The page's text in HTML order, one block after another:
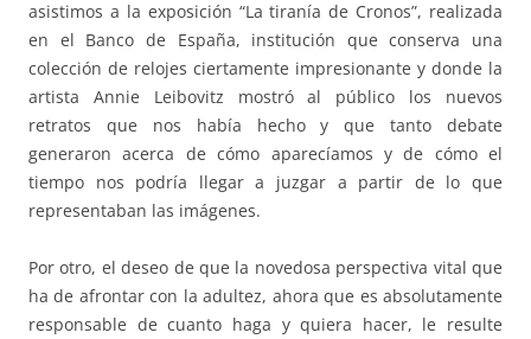
asistimos a la exposición “La tiranía de Cronos”, realizada
en el Banco de España, institución que conserva una
colección de relojes ciertamente impresionante y donde la
artista Annie Leibovitz mostró al público los nuevos
retratos que nos había hecho y que tanto debate
generaron acerca de cómo aparecíamos y de cómo el
tiempo nos podría llegar a juzgar a partir de lo que
representaban las imágenes.
Por otro, el deseo de que la novedosa perspectiva vital que
ha de afrontar con la adultez, ahora que es absolutamente
responsable de cuanto haga y quiera hacer, le resulte